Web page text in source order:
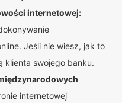
internetowej:
Jeśli nie wiesz, jak to
klienta swojego banku.
internetowej